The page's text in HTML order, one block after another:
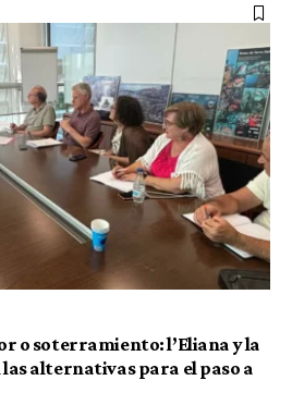
o soterramiento: l’Eliana y la
alternativas para el paso a